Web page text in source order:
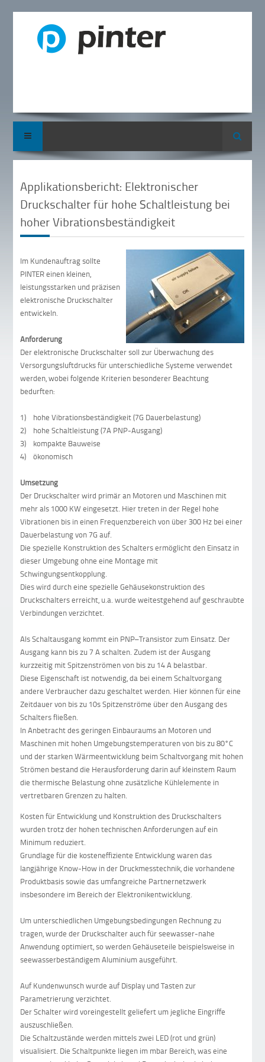
Suche
Applikationsbericht: Elektronischer
Druckschalter für hohe Schaltleistung bei
hoher Vibrationsbeständigkeit
Im Kundenauftrag sollte
PINTER einen kleinen,
leistungsstarken und präzisen
elektronische Druckschalter
entwickeln.
Anforderung
Der elektronische Druckschalter soll zur Überwachung des
Versorgungsluftdrucks für unterschiedliche Systeme verwendet
werden, wobei folgende Kriterien besonderer Beachtung
bedurften:
1) hohe Vibrationsbeständigkeit (7G Dauerbelastung)
2) hohe Schaltleistung (7A PNP-Ausgang)
3) kompakte Bauweise
4) ökonomisch
Umsetzung
Der Druckschalter wird primär an Motoren und Maschinen mit
mehr als 1000 KW eingesetzt. Hier treten in der Regel hohe
Vibrationen bis in einen Frequenzbereich von über 300 Hz bei einer
Dauerbelastung von 7G auf.
Die spezielle Konstruktion des Schalters ermöglicht den Einsatz in
dieser Umgebung ohne eine Montage mit
Schwingungsentkopplung.
Dies wird durch eine spezielle Gehäusekonstruktion des
Druckschalters erreicht, u.a. wurde weitestgehend auf geschraubte
Verbindungen verzichtet.
Als Schaltausgang kommt ein PNP–Transistor zum Einsatz. Der
Ausgang kann bis zu 7 A schalten. Zudem ist der Ausgang
kurzzeitig mit Spitzenströmen von bis zu 14 A belastbar.
Diese Eigenschaft ist notwendig, da bei einem Schaltvorgang
andere Verbraucher dazu geschaltet werden. Hier können für eine
Zeitdauer von bis zu 10s Spitzenströme über den Ausgang des
Schalters fließen.
In Anbetracht des geringen Einbauraums an Motoren und
Maschinen mit hohen Umgebungstemperaturen von bis zu 80°C
und der starken Wärmeentwicklung beim Schaltvorgang mit hohen
Strömen bestand die Herausforderung darin auf kleinstem Raum
die thermische Belastung ohne zusätzliche Kühlelemente in
vertretbaren Grenzen zu halten.
Kosten für Entwicklung und Konstruktion des Druckschalters
wurden trotz der hohen technischen Anforderungen auf ein
Minimum reduziert.
Grundlage für die kosteneffiziente Entwicklung waren das
langjährige Know-How in der Druckmesstechnik, die vorhandene
Produktbasis sowie das umfangreiche Partnernetzwerk
insbesondere im Bereich der Elektronikentwicklung.
Um unterschiedlichen Umgebungsbedingungen Rechnung zu
tragen, wurde der Druckschalter auch für seewasser-nahe
Anwendung optimiert, so werden Gehäuseteile beispielsweise in
seewasserbeständigem Aluminium ausgeführt.
Auf Kundenwunsch wurde auf Display und Tasten zur
Parametrierung verzichtet.
Der Schalter wird voreingestellt geliefert um jegliche Eingriffe
auszuschließen.
Die Schaltzustände werden mittels zwei LED (rot und grün)
visualisiert. Die Schaltpunkte liegen im mbar Bereich, was eine